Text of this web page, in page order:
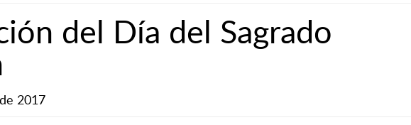
del Día del Sagrado
2017